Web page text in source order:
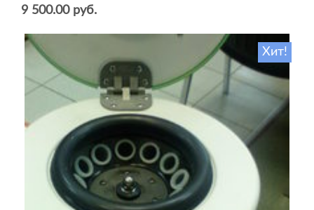
9 500.00 руб.
Хит!